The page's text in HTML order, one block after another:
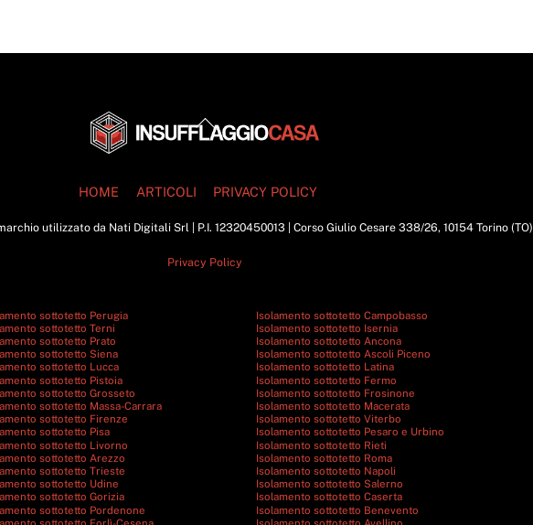
Back
To
HOME
ARTICOLI PRIVACY POLICY
utilizzato da Nati Digitali Srl | P.I. 12320450013 | Corso Giulio Cesare 338/26, 10154 Torino (TO)
Privacy Policy
sottotetto Perugia
sottotetto Terni
sottotetto Prato
sottotetto Siena
sottotetto Lucca
sottotetto Pistoia
sottotetto Grosseto
sottotetto Massa-Carrara
sottotetto Firenze
sottotetto Pisa
sottotetto Livorno
sottotetto Arezzo
sottotetto Trieste
sottotetto Udine
sottotetto Gorizia
sottotetto Pordenone
Isolamento sottotetto Campobasso
Isolamento sottotetto Isernia
Isolamento sottotetto Ancona
Isolamento sottotetto Ascoli Piceno
Isolamento sottotetto Latina
Isolamento sottotetto Fermo
Isolamento sottotetto Frosinone
Isolamento sottotetto Macerata
Isolamento sottotetto Viterbo
Isolamento sottotetto Pesaro e Urbino
Isolamento sottotetto Rieti
Isolamento sottotetto Roma
Isolamento sottotetto Napoli
Isolamento sottotetto Salerno
Isolamento sottotetto Caserta
Isolamento sottotetto Benevento